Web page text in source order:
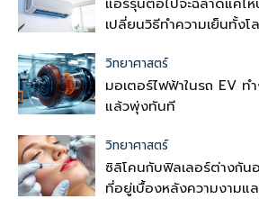
เปลี่ยนวิธีทำความเย็นทั้งโ
วิทยาศาสตร์
มอเตอร์ไฟฟ้าในรถ EV ท
แล้วพุ่งทันที
วิทยาศาสตร์
ซิลิโคนกับฟิลเลอร์ต่างกัน
ที่อยู่เบื้องหลังความงามแ